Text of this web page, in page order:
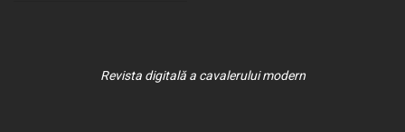
Revista digitală a cavalerului modern